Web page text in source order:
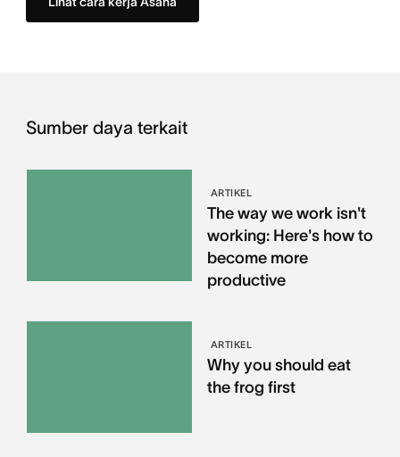
Sumber daya terkait
ARTIKEL
The way we work isn't
working: Here's how to
become more
productive
ARTIKEL
Why you should eat
the frog first